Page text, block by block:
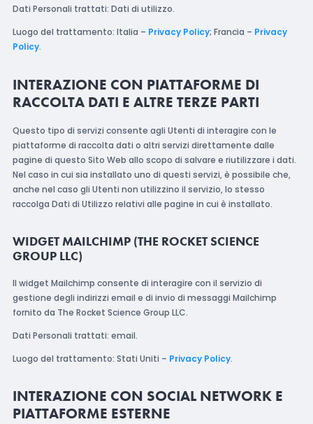
Dati Personali trattati: Dati di utilizzo.
Luogo del trattamento: Italia – Privacy Policy; Francia – Privacy
Policy.
INTERAZIONE CON PIATTAFORME DI
RACCOLTA DATI E ALTRE TERZE PARTI
Questo tipo di servizi consente agli Utenti di interagire con le
piattaforme di raccolta dati o altri servizi direttamente dalle
pagine di questo Sito Web allo scopo di salvare e riutilizzare i dati.
Nel caso in cui sia installato uno di questi servizi, è possibile che,
anche nel caso gli Utenti non utilizzino il servizio, lo stesso
raccolga Dati di Utilizzo relativi alle pagine in cui è installato.
WIDGET MAILCHIMP (THE ROCKET SCIENCE
GROUP LLC)
Il widget Mailchimp consente di interagire con il servizio di
gestione degli indirizzi email e di invio di messaggi Mailchimp
fornito da The Rocket Science Group LLC.
Dati Personali trattati: email.
Luogo del trattamento: Stati Uniti – Privacy Policy.
INTERAZIONE CON SOCIAL NETWORK E
PIATTAFORME ESTERNE